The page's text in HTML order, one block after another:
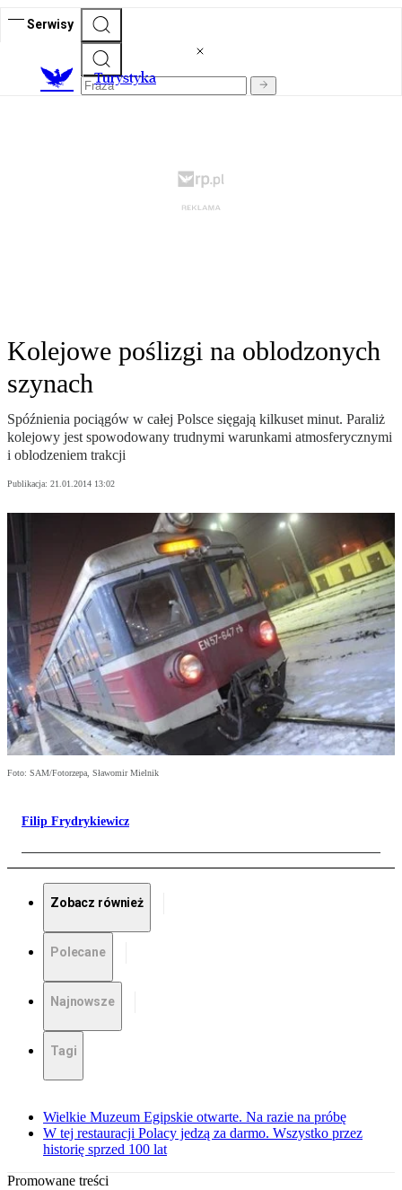
Serwisy
Turystyka
Kolejowe poślizgi na oblodzonych
szynach
Spóźnienia pociągów w całej Polsce sięgają kilkuset minut. Paraliż
kolejowy jest spowodowany trudnymi warunkami atmosferycznymi
i oblodzeniem trakcji
Publikacja: 21.01.2014 13:02
Foto: SAM/Fotorzepa, Sławomir Mielnik
Filip Frydrykiewicz
Zobacz również
Polecane
Najnowsze
Tagi
Wielkie Muzeum Egipskie otwarte. Na razie na próbę
W tej restauracji Polacy jedzą za darmo. Wszystko przez
historię sprzed 100 lat
Promowane treści